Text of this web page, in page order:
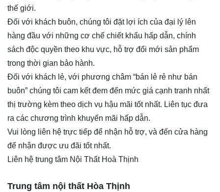
thế giới.
Đối với khách buôn, chúng tôi đặt lợi ích của đại lý lên
hàng đầu với những cơ chế chiết khấu hấp dẫn, chính
sách độc quyền theo khu vực, hỗ trợ đổi mới sản phẩm
trong thời gian bảo hành.
Đối với khách lẻ, với phương châm “bán lẻ rẻ như bán
buôn” chúng tôi cam kết đem đến mức giá cạnh tranh nhất
thị trường kèm theo dịch vụ hậu mãi tốt nhất. Liên tục đưa
ra các chương trình khuyến mãi hấp dẫn.
Vui lòng liên hệ trực tiếp để nhận hỗ trợ, và đến cửa hàng
để nhận được ưu đãi tốt nhất.
Liên hệ trung tâm Nội Thất Hoà Thịnh
Trung tâm nội thất Hòa Thịnh